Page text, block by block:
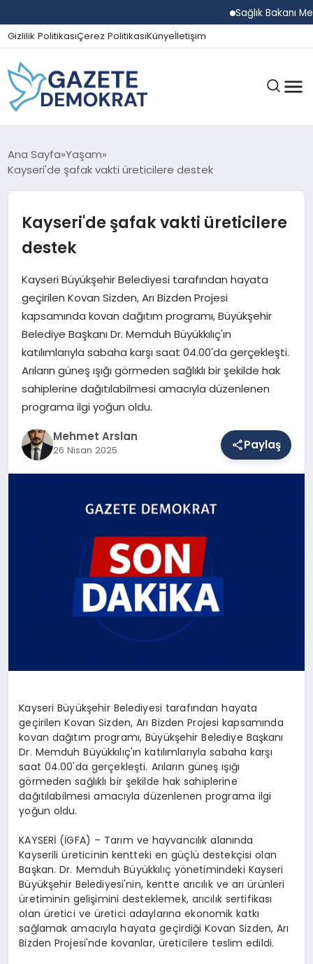
Sağlık Bakanı
Gizlilik PolitikasıÇerez PolitikasıKünyeİletişim
GÜNDEM
SPOR
MAGAZIN
SAĞLIK
EĞITIM
DÜNYA
Ana Sayfa Yaşam
Kayseri'de şafak vakti üreticilere destek
Kayseri'de şafak vakti üreticilere
destek
Kayseri Büyükşehir Belediyesi tarafından hayata
geçirilen Kovan Sizden, Arı Bizden Projesi
kapsamında kovan dağıtım programı, Büyükşehir
Belediye Başkanı Dr. Memduh Büyükkılıç'ın
katılımlarıyla sabaha karşı saat 04.00'da gerçekleşti.
Arıların güneş ışığı görmeden sağlıklı bir şekilde hak
sahiplerine dağıtılabilmesi amacıyla düzenlenen
programa ilgi yoğun oldu.
Mehmet Arslan
26 Nisan 2025 Paylaş
Kayseri Büyükşehir Belediyesi tarafından hayata
geçirilen Kovan Sizden, Arı Bizden Projesi kapsamında
kovan dağıtım programı, Büyükşehir Belediye Başkanı
Dr. Memduh Büyükkılıç'ın katılımlarıyla sabaha karşı
saat 04.00'da gerçekleşti. Arıların güneş ışığı
görmeden sağlıklı bir şekilde hak sahiplerine
dağıtılabilmesi amacıyla düzenlenen programa ilgi
yoğun oldu.
KAYSERİ (İGFA) – Tarım ve hayvancılık alanında
Kayserili üreticinin kentteki en güçlü destekçisi olan
Başkan. Dr. Memduh Büyükkılıç yönetimindeki Kayseri
Büyükşehir Belediyesi'nin, kentte arıcılık ve arı ürünleri
üretiminin gelişimini desteklemek, arıcılık sertifikası
olan üretici ve üretici adaylarına ekonomik katkı
sağlamak amacıyla hayata geçirdiği Kovan Sizden, Arı
Bizden Projesi'nde kovanlar, üreticilere teslim edildi.